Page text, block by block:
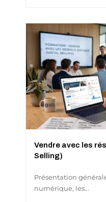
Vendre avec les
Selling)
Présentation
numérique, les...